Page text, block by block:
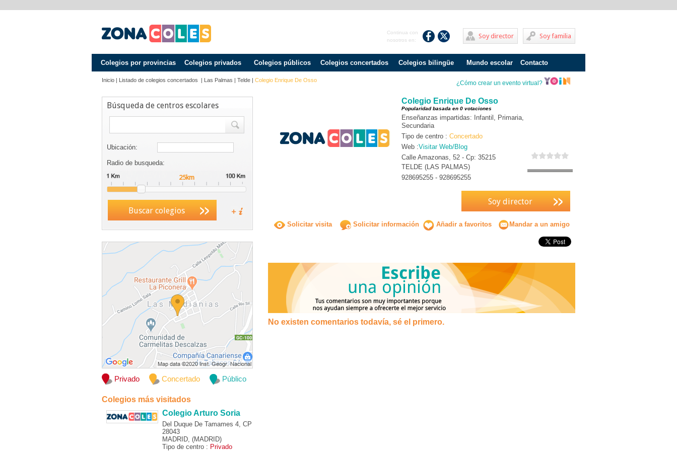
Soy familia
Soy director
Continua con
nosotros en:
Colegios por provincias Colegios privados Colegios públicos Colegios concertados Colegios bilingüe Mundo escolar
Problemas de aprendizaje
Adolescentes
Internados
Fracaso escolar
Acoso escolar
Profesores
Primaria
Contacto
Inicio | Listado de colegios concertados | Las Palmas | Telde | Colegio Enrique De Osso ¿Cómo crear un evento virtual?
Búsqueda de centros escolares
Ubicación:
Radio de busqueda:
Buscar colegios
Privado Concertado Público
Colegios más visitados
Colegio Arturo Soria
Del Duque De Tamames 4, CP
28043
MADRID, (MADRID)
Tipo de centro : Privado
Colegio Enrique De Osso
Popularidad basada en 0 votaciones
Enseñanzas impartidas: Infantil, Primaria,
Secundaria
Tipo de centro : Concertado
Web :Visitar Web/Blog
Calle Amazonas, 52 - Cp: 35215
TELDE (LAS PALMAS)
928695255 - 928695255
Soy director
Solicitar visita Solicitar información Añadir a favoritos Mandar a un amigo
No existen comentarios todavía, sé el primero.